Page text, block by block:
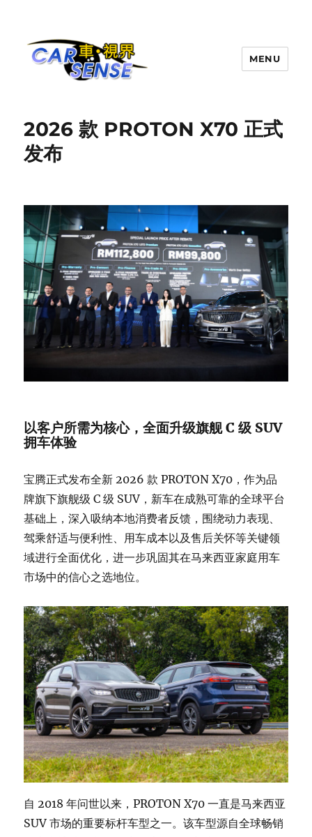
MENU
2026 款 PROTON X70 正式
发布
以客户所需为核心，全面升级旗舰 C 级 SUV
拥车体验
宝腾正式发布全新 2026 款 PROTON X70，作为品
牌旗下旗舰级 C 级 SUV，新车在成熟可靠的全球平台
基础上，深入吸纳本地消费者反馈，围绕动力表现、
驾乘舒适与便利性、用车成本以及售后关怀等关键领
域进行全面优化，进一步巩固其在马来西亚家庭用车
市场中的信心之选地位。
自 2018 年问世以来，PROTON X70 一直是马来西亚
SUV 市场的重要标杆车型之一。该车型源自全球畅销